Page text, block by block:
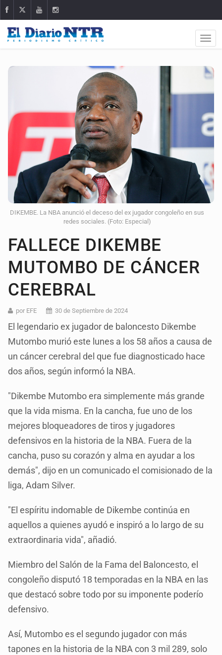
DIKEMBE. La NBA anunció el deceso del ex jugador congoleño en sus
redes sociales. (Foto: Especial)
FALLECE DIKEMBE
MUTOMBO DE CÁNCER
CEREBRAL
por EFE 30 de Septiembre de 2024
El legendario ex jugador de baloncesto Dikembe
Mutombo murió este lunes a los 58 años a causa de
un cáncer cerebral del que fue diagnosticado hace
dos años, según informó la NBA.
"Dikembe Mutombo era simplemente más grande
que la vida misma. En la cancha, fue uno de los
mejores bloqueadores de tiros y jugadores
defensivos en la historia de la NBA. Fuera de la
cancha, puso su corazón y alma en ayudar a los
demás", dijo en un comunicado el comisionado de la
liga, Adam Silver.
"El espíritu indomable de Dikembe continúa en
aquellos a quienes ayudó e inspiró a lo largo de su
extraordinaria vida", añadió.
Miembro del Salón de la Fama del Baloncesto, el
congoleño disputó 18 temporadas en la NBA en las
que destacó sobre todo por su imponente poderío
defensivo.
Así, Mutombo es el segundo jugador con más
tapones en la historia de la NBA con 3 mil 289, solo